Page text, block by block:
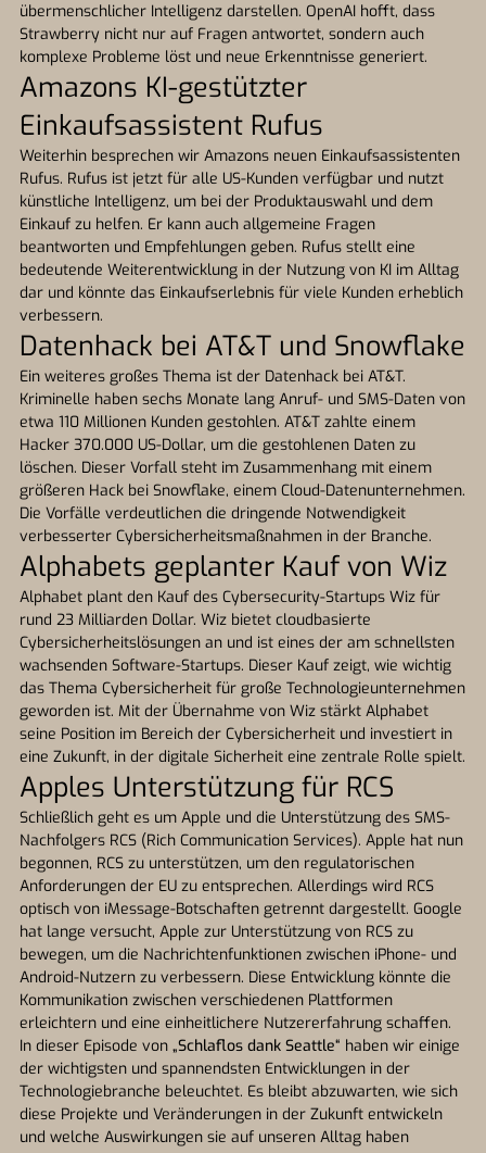
übermenschlicher Intelligenz darstellen. OpenAI hofft, dass
Strawberry nicht nur auf Fragen antwortet, sondern auch
komplexe Probleme löst und neue Erkenntnisse generiert.
Amazons KI-gestützter
Einkaufsassistent Rufus
Weiterhin besprechen wir Amazons neuen Einkaufsassistenten
Rufus. Rufus ist jetzt für alle US-Kunden verfügbar und nutzt
künstliche Intelligenz, um bei der Produktauswahl und dem
Einkauf zu helfen. Er kann auch allgemeine Fragen
beantworten und Empfehlungen geben. Rufus stellt eine
bedeutende Weiterentwicklung in der Nutzung von KI im Alltag
dar und könnte das Einkaufserlebnis für viele Kunden erheblich
verbessern.
Datenhack bei AT&T und Snowflake
Ein weiteres großes Thema ist der Datenhack bei AT&T.
Kriminelle haben sechs Monate lang Anruf- und SMS-Daten von
etwa 110 Millionen Kunden gestohlen. AT&T zahlte einem
Hacker 370.000 US-Dollar, um die gestohlenen Daten zu
löschen. Dieser Vorfall steht im Zusammenhang mit einem
größeren Hack bei Snowflake, einem Cloud-Datenunternehmen.
Die Vorfälle verdeutlichen die dringende Notwendigkeit
verbesserter Cybersicherheitsmaßnahmen in der Branche.
Alphabets geplanter Kauf von Wiz
Alphabet plant den Kauf des Cybersecurity-Startups Wiz für
rund 23 Milliarden Dollar. Wiz bietet cloudbasierte
Cybersicherheitslösungen an und ist eines der am schnellsten
wachsenden Software-Startups. Dieser Kauf zeigt, wie wichtig
das Thema Cybersicherheit für große Technologieunternehmen
geworden ist. Mit der Übernahme von Wiz stärkt Alphabet
seine Position im Bereich der Cybersicherheit und investiert in
eine Zukunft, in der digitale Sicherheit eine zentrale Rolle spielt.
Apples Unterstützung für RCS
Schließlich geht es um Apple und die Unterstützung des SMS-
Nachfolgers RCS (Rich Communication Services). Apple hat nun
begonnen, RCS zu unterstützen, um den regulatorischen
Anforderungen der EU zu entsprechen. Allerdings wird RCS
optisch von iMessage-Botschaften getrennt dargestellt. Google
hat lange versucht, Apple zur Unterstützung von RCS zu
bewegen, um die Nachrichtenfunktionen zwischen iPhone- und
Android-Nutzern zu verbessern. Diese Entwicklung könnte die
Kommunikation zwischen verschiedenen Plattformen
erleichtern und eine einheitlichere Nutzererfahrung schaffen.
In dieser Episode von „Schlaflos dank Seattle“ haben wir einige
der wichtigsten und spannendsten Entwicklungen in der
Technologiebranche beleuchtet. Es bleibt abzuwarten, wie sich
diese Projekte und Veränderungen in der Zukunft entwickeln
und welche Auswirkungen sie auf unseren Alltag haben